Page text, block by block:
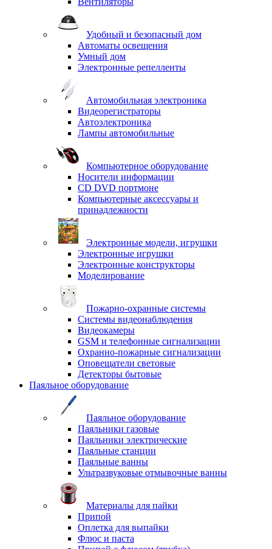
Удобный и безопасный дом
Автоматы освещения
Умный дом
Электронные репелленты
Автомобильная электроника
Видеорегистраторы
Автоэлектроника
Лампы автомобильные
Компьютерное оборудование
Носители информации
CD DVD портмоне
Компьютерные аксессуары и
принадлежности
Электронные модели, игрушки
Электронные игрушки
Электронные конструкторы
Моделирование
Пожарно-охранные системы
Системы видеонаблюдения
Видеокамеры
GSM и телефонные сигнализации
Охранно-пожарные сигнализации
Оповещатели световые
Детекторы бытовые
Паяльное оборудование
Паяльное оборудование
Паяльники газовые
Паяльники электрические
Паяльные станции
Паяльные ванны
Ультразвуковые отмывочные ванны
Материалы для пайки
Припой
Оплетка для выпайки
Флюс и паста